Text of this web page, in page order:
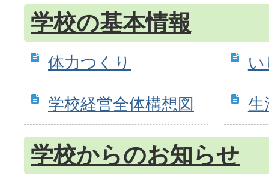
学校の基本情報
体力つくり い
学校経営全体構想図 生
学校からのお知らせ